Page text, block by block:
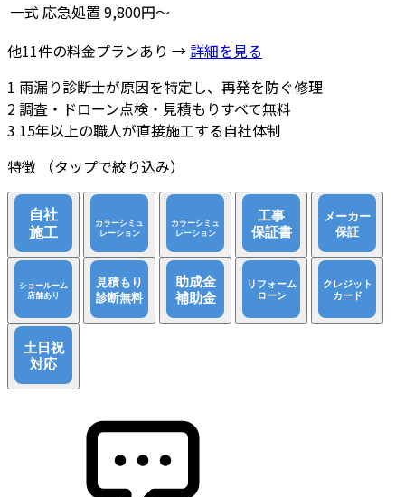
一式 応急処置 9,800円～
他11件の料金プランあり → 詳細を見る
1 雨漏り診断士が原因を特定し、再発を防ぐ修理
2調査・ドローン点検・見積もりすべて無料
3 15年以上の職人が直接施工する自社体制
特徴
（タップで絞り込み）